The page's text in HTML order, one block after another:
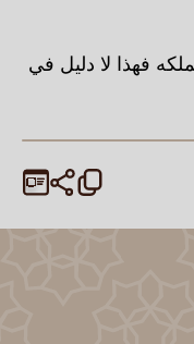
فهذا لا دليل في